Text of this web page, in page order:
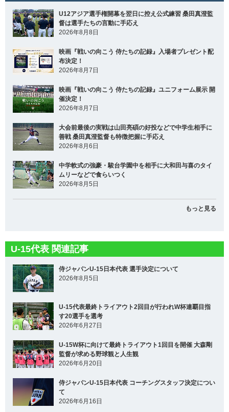
U12アジア選手権開幕を翌日に控え公式練習 桑田真澄監
督は選手たちの言動に手応え
2026年8月8日
映画『戦いの向こう 侍たちの記録』入場者プレゼント配
布決定！
2026年8月7日
映画『戦いの向こう 侍たちの記録』ユニフォーム展示 開
催決定！
2026年8月7日
大会前最後の実戦は山田亮碩の好投などで中学生相手に
善戦 桑田真澄監督も特徴把握に手応え
2026年8月6日
中学軟式の強豪・駿台学園中を相手に大和田与喜のタイ
ムリーなどで食らいつく
2026年8月5日
もっと見る
U-15代表 関連記事
侍ジャパンU-15日本代表 選手決定について
2026年8月5日
U-15代表最終トライアウト2回目が行われW杯連覇目指
す20選手を選考
2026年6月27日
U-15W杯に向けて最終トライアウト1回目を開催 大森剛
監督が求める野球観と人生観
2026年6月20日
侍ジャパンU-15日本代表 コーチングスタッフ決定につい
て
2026年6月16日